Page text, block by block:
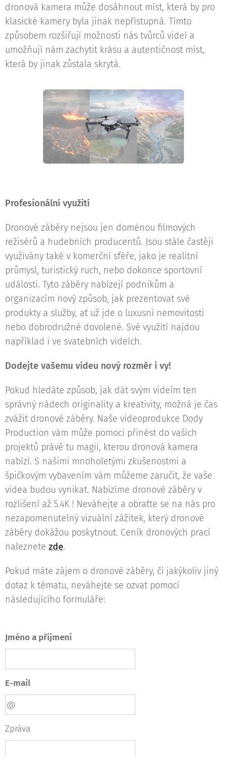
dronová kamera může dosáhnout míst, která by pro
klasické kamery byla jinak nepřístupná. Tímto
způsobem rozšiřují možnosti nás tvůrců videí a
umožňují nám zachytit krásu a autentičnost míst,
která by jinak zůstala skrytá.
Profesionální využití
Dronové záběry nejsou jen doménou filmových
režisérů a hudebních producentů. Jsou stále častěji
využívány také v komerční sféře, jako je realitní
průmysl, turistický ruch, nebo dokonce sportovní
události. Tyto záběry nabízejí podnikům a
organizacím nový způsob, jak prezentovat své
produkty a služby, ať už jde o luxusní nemovitosti
nebo dobrodružné dovolené. Své využití najdou
například i ve svatebních videích.
Dodejte vašemu videu nový rozměr i vy!
Pokud hledáte způsob, jak dát svým videím ten
správný nádech originality a kreativity, možná je čas
zvážit dronové záběry. Naše videoprodukce Dody
Production vám může pomoci přinést do vašich
projektů právě tu magii, kterou dronová kamera
nabízí. S našimi mnoholetými zkušenostmi a
špičkovým vybavením vám můžeme zaručit, že vaše
videa budou vynikat. Nabízíme dronové záběry v
rozlišení až 5.4K ! Neváhejte a obraťte se na nás pro
nezapomenutelný vizuální zážitek, který dronové
záběry dokážou poskytnout. Ceník dronových prací
naleznete zde.
Pokud máte zájem o dronové záběry, či jakýkoliv jiný
dotaz k tématu, neváhejte se ozvat pomocí
následujícího formuláře:
Jméno a příjmení
E-mail
Zpráva